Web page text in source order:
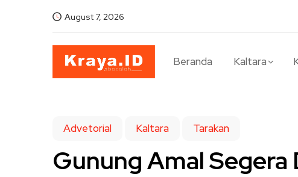
August 7, 2026
Beranda Kaltara
Advetorial Kaltara Tarakan
Gunung Amal Segera